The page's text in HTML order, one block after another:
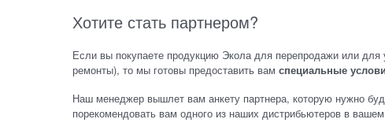
Хотите стать партнером?
Если вы покупаете продукцию Экола для перепродажи или для
ремонты), то мы готовы предоставить вам специальные
Наш менеджер вышлет вам анкету партнера, которую нужно
порекомендовать вам одного из наших дистрибьютеров в вашем